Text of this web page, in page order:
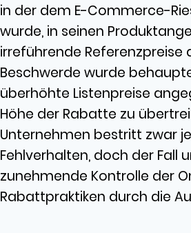
in der dem E-Commerce-
wurde, in seinen
irreführende Referenzpreise
Beschwerde wurde
überhöhte Listenpreise
Höhe der Rabatte zu
Unternehmen bestritt zwar
Fehlverhalten, doch der Fall
zunehmende Kontrolle der
Rabattpraktiken durch die